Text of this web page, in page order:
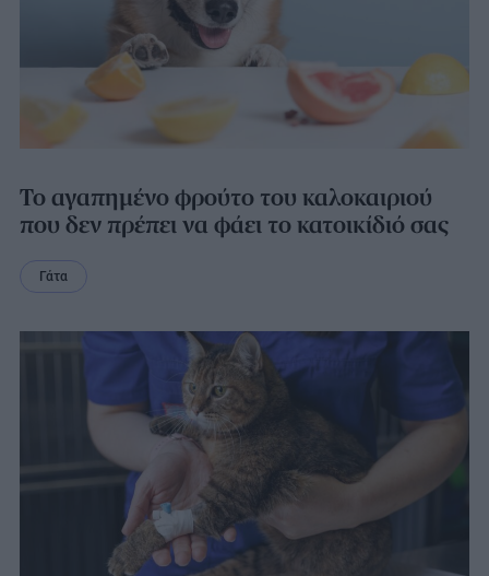
Το αγαπημένο φρούτο του καλοκαιριού
που δεν πρέπει να φάει το κατοικίδιό σας
Γάτα